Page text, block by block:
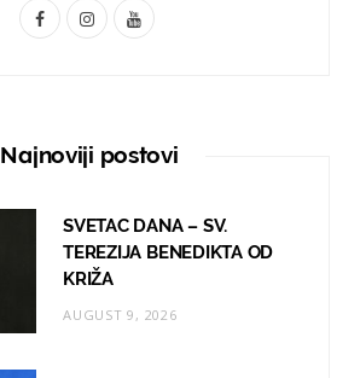
F
I
t
g
r
a
Y
T
b
e
Najnoviji postovi
SVETAC DANA – SV.
TEREZIJA BENEDIKTA OD
KRIŽA
AUGUST 9, 2026